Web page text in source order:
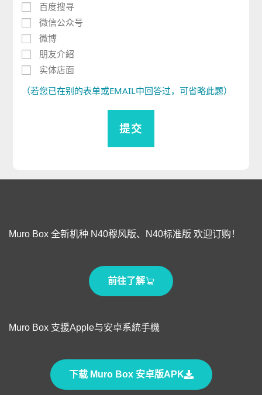
百度搜寻
微信公众号
微博
朋友介紹
实体店面
（若您已在别的表单或EMAIL中回答过，可省略此题）
Muro Box 全新机种 N40穆风版、N40标准版 欢迎订购！
前往了解
Muro Box 支援Apple与安卓系統手機
下载 Muro Box 安卓版APK